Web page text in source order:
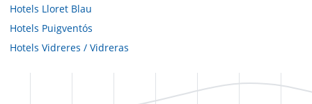
Hotels Lloret Blau
Hotels Puigventós
Hotels Vidreres / Vidreras